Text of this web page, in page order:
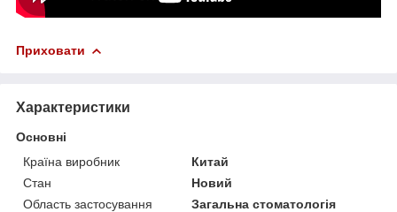
Приховати
Характеристики
Основні
Країна виробник
Китай
Стан
Новий
Область застосування
Загальна стоматологія